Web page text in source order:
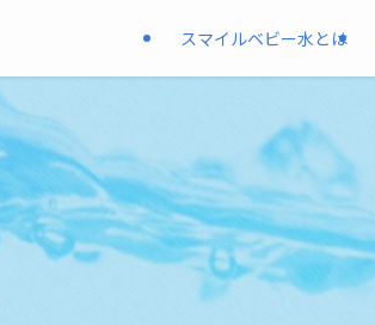
スマイルベビー水とは